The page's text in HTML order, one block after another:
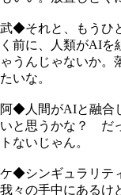
武◆それと、もうひ
く前に、人類がAIを
ゃうんじゃないか。
たいな。
阿◆人間がAIと融合
いと思うかな？ だ
トないじゃん。
ケ◆シンギュラリテ
我々の手中にあるけ